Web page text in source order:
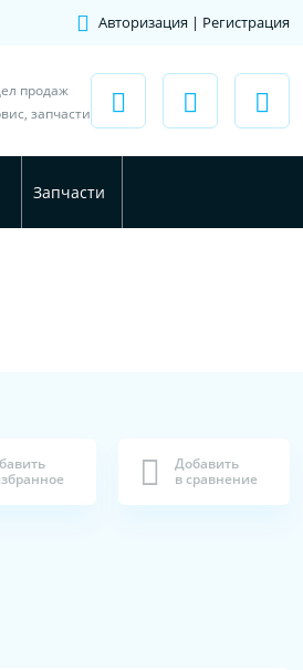
Авторизация | Регистрация
продаж
запчасти
Запчасти
Добавить
в сравнение